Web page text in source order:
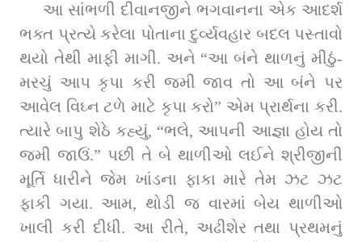
આ સાંભળી દીવાનજીને ભગવાનના એક આદર્શ
ભક્ત પ્રત્યે કરેલા પોતાના દુર્વ્યવહાર બદલ પસ્તાવો
થયો તેથી માફી માગી. અને “આ બંને થાળનું મીઠું-
મરચું આપ કૃપા કરી જમી જાવ તો આ બંને પર
આવેલ વિઘ્ન ટળે માટે કૃપા કરો” એમ પ્રાર્થના કરી.
ત્યારે બાપુ શેઠે કહ્યું, “ભલે, આપની આજ્ઞા હોય તો
જમી જાઉં.” પછી તે બે થાળીઓ લઈને શ્રીજીની
મૂર્તિ ધારીને જેમ ખાંડના ફાકા મારે તેમ ઝટ ઝટ
ફાકી ગયા. આમ, થોડી જ વારમાં બેય થાળીઓ
ખાલી કરી દીધી. આ રીતે, અઢીશેર તથા પ્રથમનું